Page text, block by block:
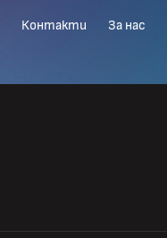
Контакти За нас